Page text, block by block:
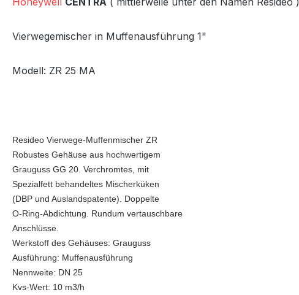
Vierwegemischer in Muffenausführung 1"
Modell: ZR 25 MA
Resideo Vierwege-Muffenmischer ZR
Robustes Gehäuse aus hochwertigem
Grauguss GG 20. Verchromtes, mit
Spezialfett behandeltes Mischerküken
(DBP und Auslandspatente). Doppelte
O-Ring-Abdichtung. Rundum vertauschbare
Anschlüsse.
Werkstoff des Gehäuses: Grauguss
Ausführung: Muffenausführung
Nennweite: DN 25
Kvs-Wert: 10 m3/h